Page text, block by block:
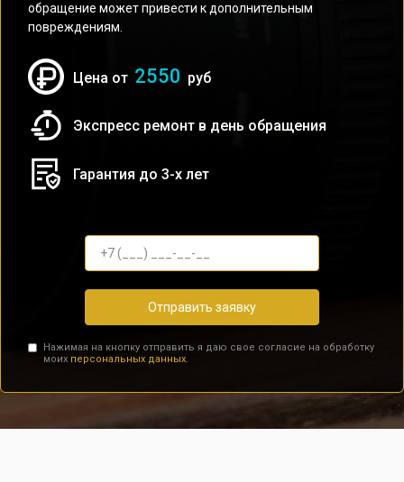
обращение может привести к дополнительным
повреждениям.
Цена от 2550 руб
Экспресс ремонт в день обращения
Гарантия до 3-х лет
Отправить заявку
Нажимая на кнопку отправить я даю свое согласие на обработку
моих персональных данных.